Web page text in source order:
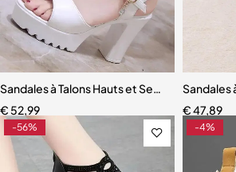
Sandales à Talons Hauts et Semelles
€ 52,99
Sandales
€47,89
-56% -4%